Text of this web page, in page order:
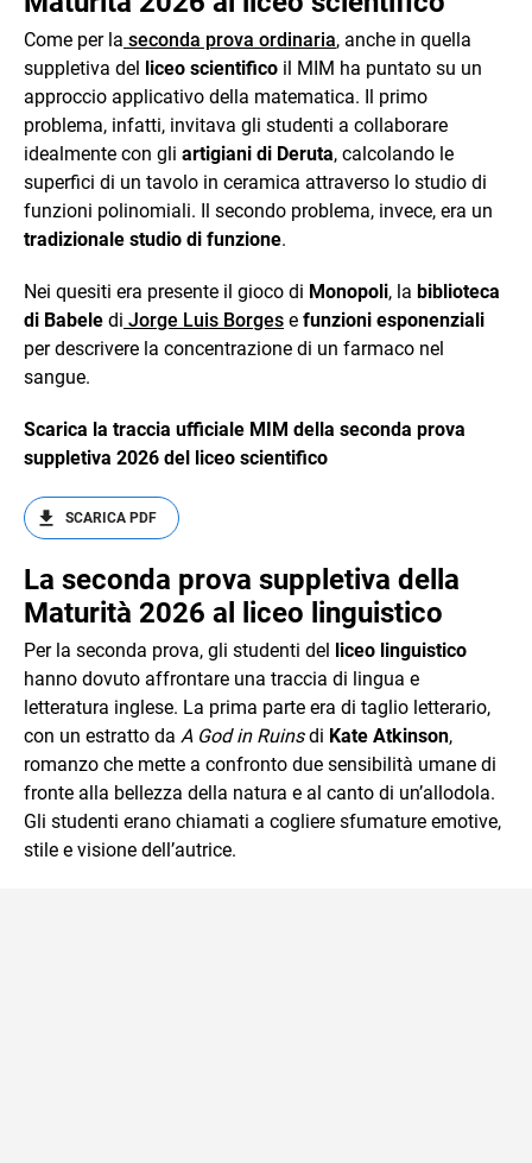
Come per la seconda prova ordinaria, anche in quella
suppletiva del liceo scientifico il MIM ha puntato su un
approccio applicativo della matematica. Il primo
problema, infatti, invitava gli studenti a collaborare
idealmente con gli artigiani di Deruta, calcolando le
superfici di un tavolo in ceramica attraverso lo studio di
funzioni polinomiali. Il secondo problema, invece, era un
tradizionale studio di funzione.
Nei quesiti era presente il gioco di Monopoli, la biblioteca
di Babele di Jorge Luis Borges e funzioni esponenziali
per descrivere la concentrazione di un farmaco nel
sangue.
Scarica la traccia ufficiale MIM della seconda prova
suppletiva 2026 del liceo scientifico
SCARICA PDF
La seconda prova suppletiva della
Maturità 2026 al liceo linguistico
Per la seconda prova, gli studenti del liceo linguistico
hanno dovuto affrontare una traccia di lingua e
letteratura inglese. La prima parte era di taglio letterario,
con un estratto da A God in Ruinsdi Kate Atkinson,
romanzo che mette a confronto due sensibilità umane di
fronte alla bellezza della natura e al canto di un’allodola.
Gli studenti erano chiamati a cogliere sfumature emotive,
stile e visione dell’autrice.